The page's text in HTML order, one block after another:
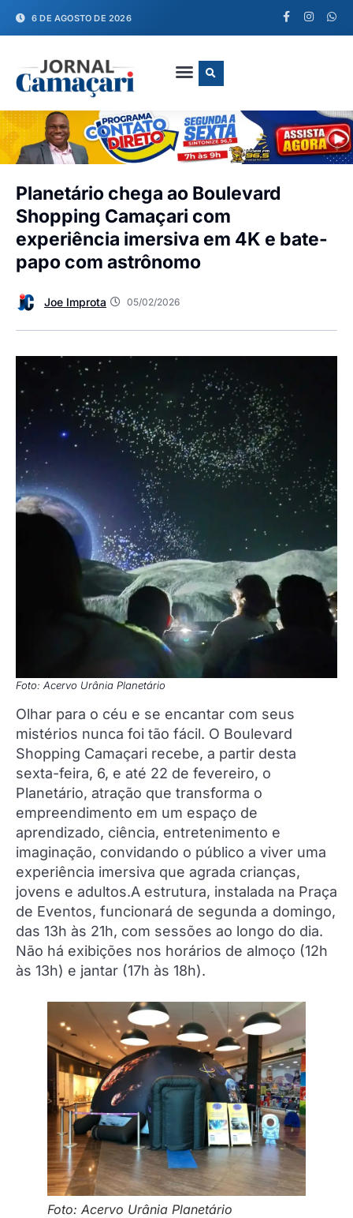
6 DE AGOSTO DE 2026
Planetário chega ao Boulevard
Shopping Camaçari com
experiência imersiva em 4K e bate-
papo com astrônomo
Joe Improta 05/02/2026
Foto: Acervo Urânia Planetário
Olhar para o céu e se encantar com seus
mistérios nunca foi tão fácil. O Boulevard
Shopping Camaçari recebe, a partir desta
sexta-feira, 6, e até 22 de fevereiro, o
Planetário, atração que transforma o
empreendimento em um espaço de
aprendizado, ciência, entretenimento e
imaginação, convidando o público a viver uma
experiência imersiva que agrada crianças,
jovens e adultos.A estrutura, instalada na Praça
de Eventos, funcionará de segunda a domingo,
das 13h às 21h, com sessões ao longo do dia.
Não há exibições nos horários de almoço (12h
às 13h) e jantar (17h às 18h).
Foto: Acervo Urânia Planetário